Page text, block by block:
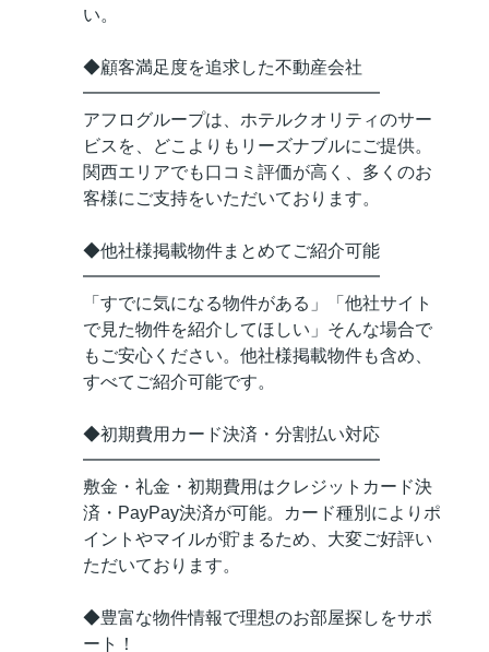
い。
◆顧客満足度を追求した不動産会社
━━━━━━━━━━━━━━━━━
アフログループは、ホテルクオリティのサー
ビスを、どこよりもリーズナブルにご提供。
関西エリアでも口コミ評価が高く、多くのお
客様にご支持をいただいております。
◆他社様掲載物件まとめてご紹介可能
━━━━━━━━━━━━━━━━━
「すでに気になる物件がある」「他社サイト
で見た物件を紹介してほしい」そんな場合で
もご安心ください。他社様掲載物件も含め、
すべてご紹介可能です。
◆初期費用カード決済・分割払い対応
━━━━━━━━━━━━━━━━━
敷金・礼金・初期費用はクレジットカード決
済・PayPay決済が可能。カード種別によりポ
イントやマイルが貯まるため、大変ご好評い
ただいております。
◆豊富な物件情報で理想のお部屋探しをサポ
ート！